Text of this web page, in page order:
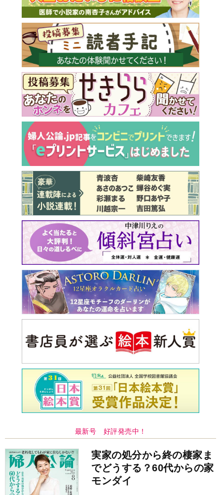
最新号 好評発売中！
実家の処分から終の棲家ま
でどうする？60代からの家
モンダイ